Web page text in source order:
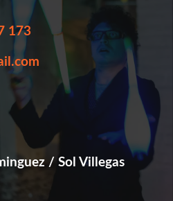
173
/ Sol Villegas